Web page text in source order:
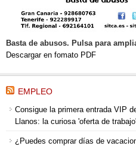
Basta de abusos. Pulsa para
Descargar en fomato PDF
EMPLEO
Consigue la primera entrada VIP
Llanos: la curiosa 'oferta de
¿Puedes comprar días de